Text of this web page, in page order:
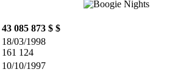
43 085 873 $ $
18/03/1998
161 124
10/10/1997